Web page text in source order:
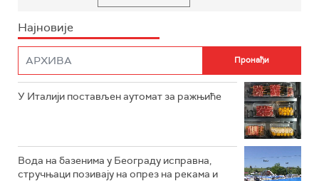
Најновије
У Италији постављен аутомат за ражњиће
Вода на базенима у Београду исправна,
стручњаци позивају на опрез на рекама и